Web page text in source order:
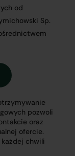
od
Sp.
pozwoli
oraz
ofercie.
chwili